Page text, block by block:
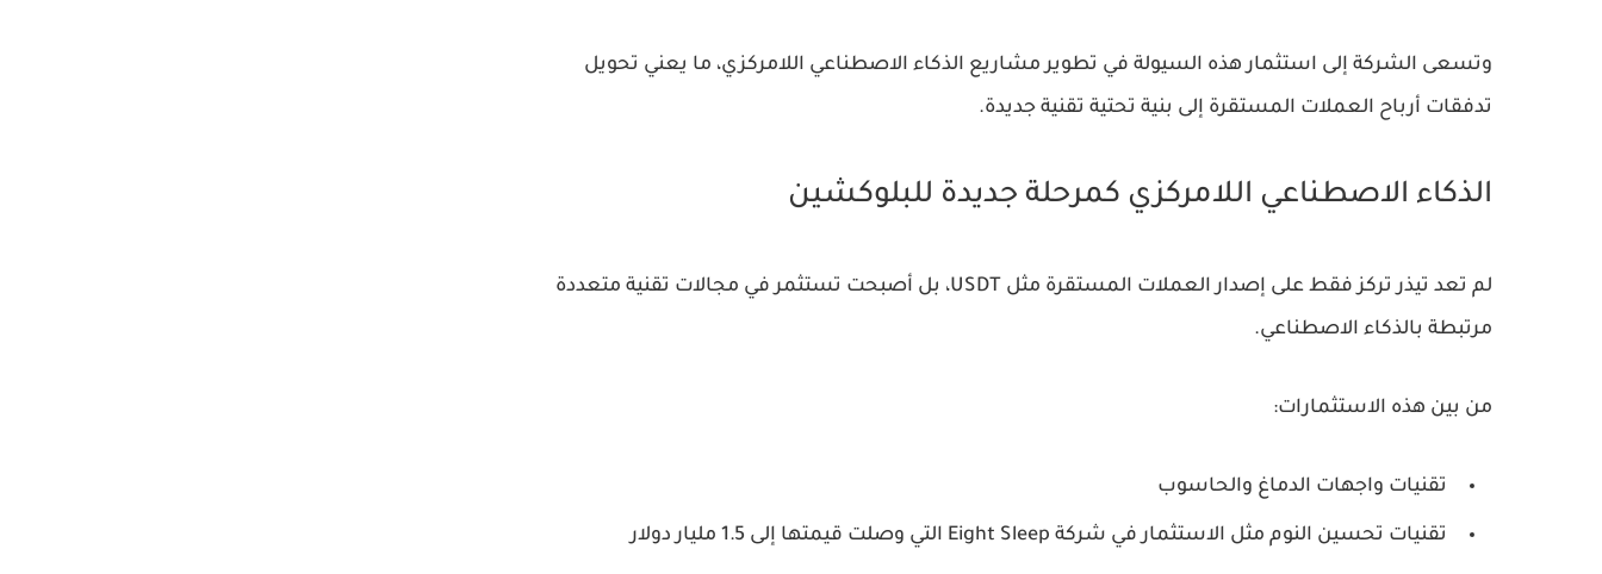
وتسعى الشركة إلى استثمار هذه السيولة في تطوير مشاريع الذكاء الاصطناعي اللامركزي، ما يعني تحويل
تدفقات أرباح العملات المستقرة إلى بنية تحتية تقنية جديدة.
الذكاء الاصطناعي اللامركزي كمرحلة جديدة للبلوكشين
لم تعد تيذر تركز فقط على إصدار العملات المستقرة مثل USDT، بل أصبحت تستثمر في مجالات تقنية متعددة
مرتبطة بالذكاء الاصطناعي.
من بين هذه الاستثمارات:
تقنيات واجهات الدماغ والحاسوب
تقنيات تحسين النوم مثل الاستثمار في شركة Eight Sleep التي وصلت قيمتها إلى 1.5 مليار دولار